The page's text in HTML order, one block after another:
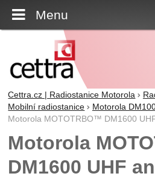
Menu
Cettra.cz | Radiostanice Motorola
Mobilní radiostanice
Motorola
Motorola MOTOTRBO™ DM1600
Motorola
DM1600 UHF